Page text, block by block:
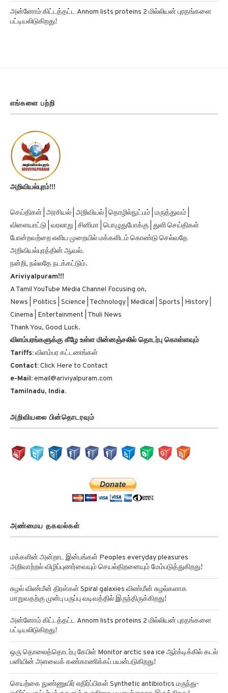
பட்டியலிடுகிறது!
அறிவியல்புரம்!!!
விளையாட்டு | வரலாறு | சினிமா | பொழுதுபோக்கு | துளி செய்திகள்
போன்றவற்றை எளிய முறையில் மக்களிடம் கொண்டு செல்வதே
அறிவியல்புரத்தின் ஆவல்.
நன்றி, நல்லதே நடக்கட்டும்.
Ariviyalpuram!!!
A Tamil YouTube Media Channel Focusing on,
News | Politics | Science | Technology | Medical | Sports | History |
Cinema | Entertainment | Thuli News
Thank You, Good Luck.
விளம்பரங்களுக்கு கீழே உள்ள மின்னஞ்சலில் தொடர்பு கொள்ளவும்
Tariffs:விளம்பர கட்டணங்கள்
Contact:Click Here to Contact
e-Mail: email@ariviyalpuram.com
Tamilnadu, India.
அறிவாற்றல் விழிப்புணர்வையும் செயல்திறனையும் மேம்படுத்துகிறது!
சுழல் விண்மீன் திரள்கள் Spiral galaxies விண்மீன் சுழல்களாக
மாறுவதற்கு முன்பு பருப்பு வடிவத்தில் இருந்திருக்கிறது!
அன்னோம் கிட்டத்தட்ட Annom lists proteins 2 மில்லியன் புரதங்களை
பட்டியலிடுகிறது!
ஒரு தொலைத்தொடர்பு கேபிள் Monitor arctic sea ice ஆர்க்டிக்கில் கடல்
பனியின் அளவைக் கண்காணிக்கப் பயன்படுகிறது!
செயற்கை நுண்ணுயிர் எதிர்ப்பிகள் Synthetic antibiotics மருந்து-
எதிர்ப்பு சூப்பர்பக்குகளுக்கு எதிராக பயனுள்ளதாக இருக்கிறது!